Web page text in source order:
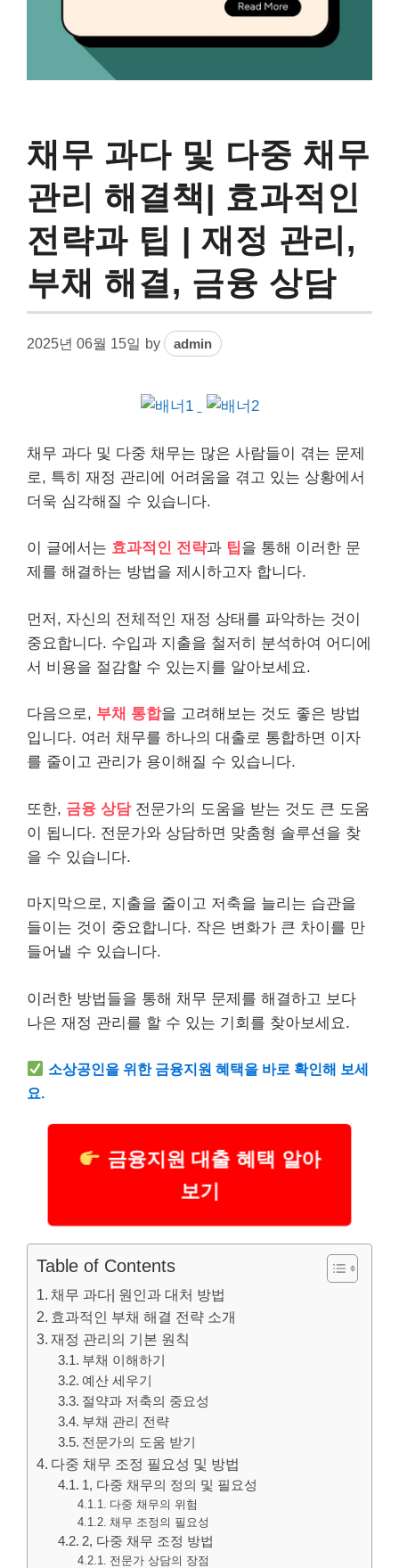
채무 과다 및 다중 채무
관리 해결책| 효과적인
전략과 팁 | 재정 관리,
부채 해결, 금융 상담
2025년 06월 15일 by admin
채무 과다 및 다중 채무는 많은 사람들이 겪는 문제
로, 특히 재정 관리에 어려움을 겪고 있는 상황에서
더욱 심각해질 수 있습니다.
이 글에서는 효과적인 전략과 팁을 통해 이러한 문
제를 해결하는 방법을 제시하고자 합니다.
먼저, 자신의 전체적인 재정 상태를 파악하는 것이
중요합니다. 수입과 지출을 철저히 분석하여 어디에
서 비용을 절감할 수 있는지를 알아보세요.
다음으로, 부채 통합을 고려해보는 것도 좋은 방법
입니다. 여러 채무를 하나의 대출로 통합하면 이자
를 줄이고 관리가 용이해질 수 있습니다.
또한, 금융 상담전문가의 도움을 받는 것도 큰 도움
이 됩니다. 전문가와 상담하면 맞춤형 솔루션을 찾
을 수 있습니다.
마지막으로, 지출을 줄이고 저축을 늘리는 습관을
들이는 것이 중요합니다. 작은 변화가 큰 차이를 만
들어낼 수 있습니다.
이러한 방법들을 통해 채무 문제를 해결하고 보다
나은 재정 관리를 할 수 있는 기회를 찾아보세요.
소상공인을 위한 금융지원 혜택을 바로 확인해 보세
요.
금융지원 대출 혜택 알아
보기
Table of Contents
채무 과다| 원인과 대처 방법
효과적인 부채 해결 전략 소개
재정 관리의 기본 원칙
부채 이해하기
예산 세우기
절약과 저축의 중요성
부채 관리 전략
전문가의 도움 받기
다중 채무 조정 필요성 및 방법
1, 다중 채무의 정의 및 필요성
다중 채무의 위험
채무 조정의 필요성
2, 다중 채무 조정 방법
전문가 상담의 장점